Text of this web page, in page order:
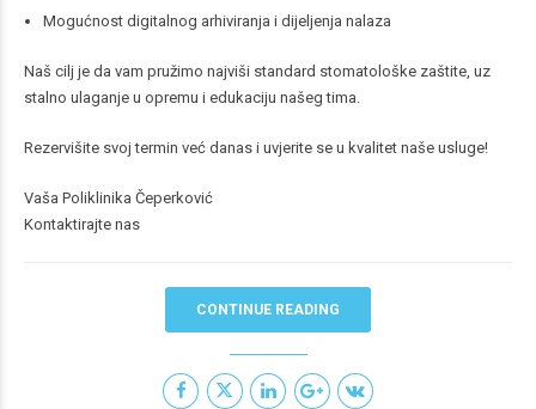
Mogućnost digitalnog arhiviranja i dijeljenja nalaza
Naš cilj je da vam pružimo najviši standard stomatološke zaštite, uz
stalno ulaganje u opremu i edukaciju našeg tima.
Rezervišite svoj termin već danas i uvjerite se u kvalitet naše usluge!
Vaša Poliklinika Čeperković
Kontaktirajte nas
CONTINUE READING